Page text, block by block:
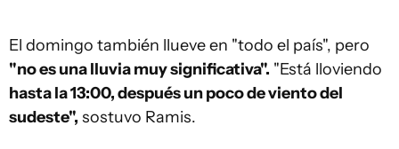
El domingo también llueve en "todo el país", pero
"no es una lluvia muy significativa". "Está lloviendo
hasta la 13:00, después un poco de viento del
sudeste", sostuvo Ramis.